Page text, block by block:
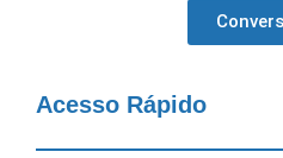
Acesso Rápido